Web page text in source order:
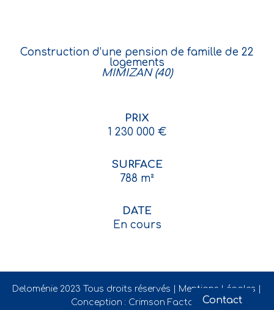
Construction d’une pension de famille de 22
logements
MIMIZAN (40)
PRIX
1 230 000 €
SURFACE
788 m²
DATE
En cours
Deloménie 2023 Tous droits réservés | Mentions Légales |
Conception : Crimson FactoryContact